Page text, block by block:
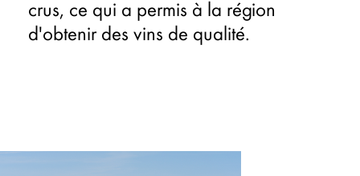
crus, ce qui a permis à la région
d'obtenir des vins de qualité.